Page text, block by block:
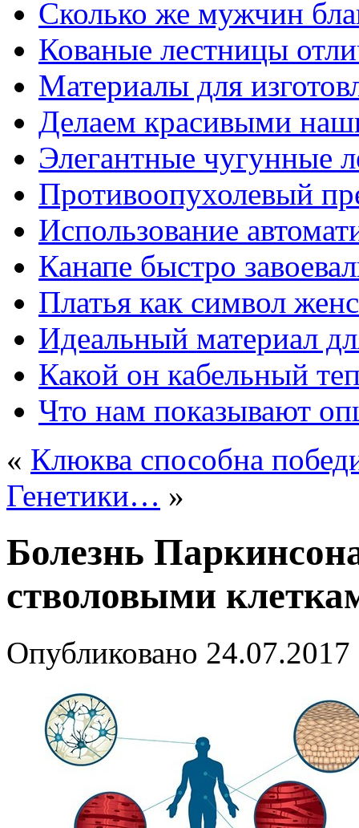
Сколько же мужчин
Кованые лестницы
Материалы для
Делаем красивыми
Элегантные чугунные
Противоопухолевый
Использование
Канапе быстро
Платья как символ
Идеальный материал
Какой он кабельный
Что нам показывают
« Клюква способна
Генетики… »
Болезнь
стволовыми
Опубликовано 24.07.2017